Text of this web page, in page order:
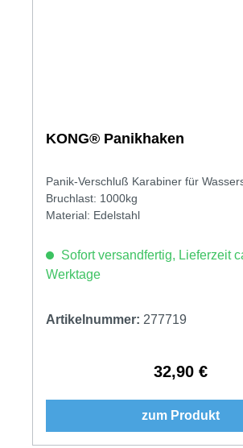
KONG® Panikhaken
Panik-Verschluß Karabiner für
Bruchlast: 1000kg
Material: Edelstahl
Sofort versandfertig, Lieferzeit
Werktage
Artikelnummer: 277719
Regulärer
32,90 €
zum Produkt